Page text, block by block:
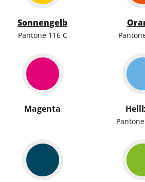
Sonnengelb
Pantone 116 C
Magenta